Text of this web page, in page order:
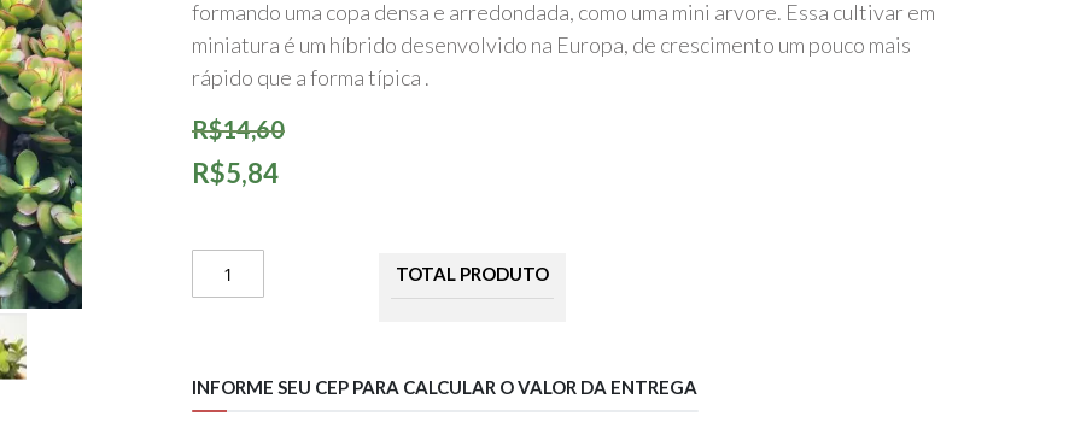
R$14,60
R$5,84
formando uma copa densa e arredondada, como uma mini arvore. Essa cultivar em
miniatura é um híbrido desenvolvido na Europa, de crescimento um pouco mais
rápido que a forma típica .
TOTAL PRODUTO
INFORME SEU CEP PARA CALCULAR O VALOR DA ENTREGA